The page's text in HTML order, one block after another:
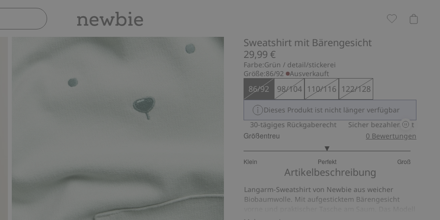
Sweatshirt mit Bärengesicht
29,99 €
Farbe:Grün / detail/stickerei
Größe:86/92 Ausverkauft
86/92 98/104 110/116 122/128
Dieses Produkt ist nicht länger verfügbar
30-tägiges Rückgaberecht Sicher bezahlen mit PayPal &
Größentreu
Klein Perfekt Groß
von
8
Bewertungen
0 Bewertungen
Artikelbeschreibung
Langarm-Sweatshirt von Newbie aus weicher
Biobaumwolle. Mit aufgesticktem Bärengesicht